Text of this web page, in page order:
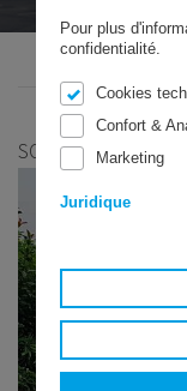
Pour plus
confidentialité.
Cookies
Confort &
Marketing
Juridique
SCHNORR GMBH
SCHNORR® CHINE